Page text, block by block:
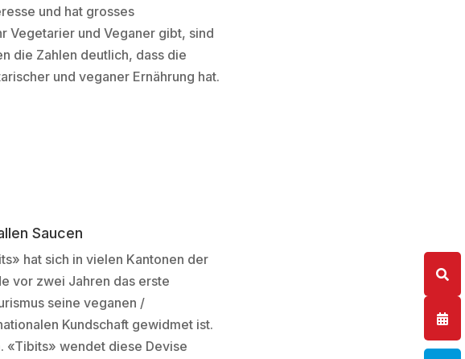
und hat grosses
Vegetarier und Veganer gibt, sind
die Zahlen deutlich, dass die
und veganer Ernährung hat.
Saucen
hat sich in vielen Kantonen der
vor zwei Jahren das erste
seine veganen /
Kundschaft gewidmet ist.
«Tibits» wendet diese Devise